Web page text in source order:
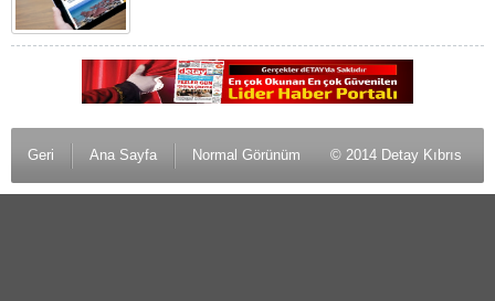
Geri Ana Sayfa Normal Görünüm © 2014 Detay Kıbrıs